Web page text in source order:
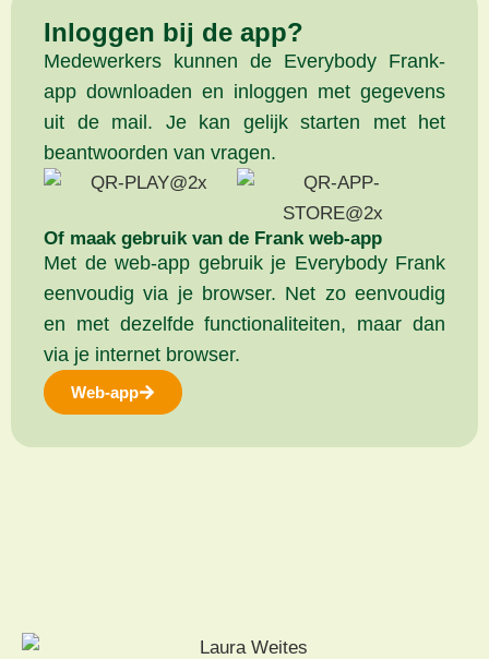
Inloggen bij de app?
Medewerkers kunnen de Everybody Frank-
app downloaden en inloggen met gegevens
uit de mail. Je kan gelijk starten met het
beantwoorden van vragen.
Of maak gebruik van de Frank web-app
Met de web-app gebruik je Everybody Frank
eenvoudig via je browser. Net zo eenvoudig
en met dezelfde functionaliteiten, maar dan
via je internet browser.
Web-app